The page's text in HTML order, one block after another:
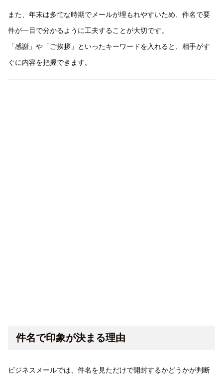
また、年末は多忙な時期でメールが埋もれやすいため、件名で要
件が一目で分かるように工夫することが大切です。
「感謝」や「ご挨拶」といったキーワードを入れると、相手がす
ぐに内容を把握できます。
件名で印象が決まる理由
ビジネスメールでは、件名を見ただけで開封するかどうかが判断